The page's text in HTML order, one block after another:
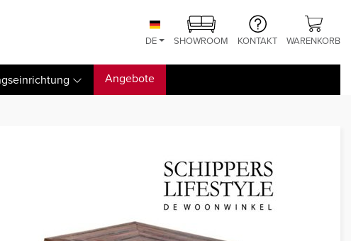
DE SHOWROOM KONTAKT WARENKORB
Angebote